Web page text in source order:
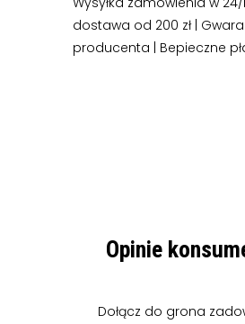
dostawa od 200 zł |
producenta | Bepieczne
Opinie
Dołącz do grona